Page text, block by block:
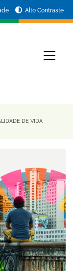
Alto Contraste
DE VIDA